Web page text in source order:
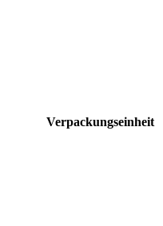
Verpackungseinheit